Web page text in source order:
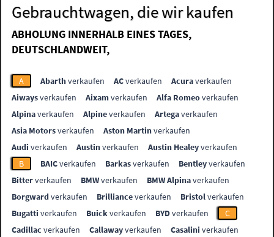
Gebrauchtwagen, die wir kaufen
ABHOLUNG INNERHALB EINES TAGES,
DEUTSCHLANDWEIT,
A Abarthverkaufen ACverkaufen Acuraverkaufen
Aiwaysverkaufen Aixamverkaufen Alfa Romeoverkaufen
Alpinaverkaufen Alpineverkaufen Artegaverkaufen
Asia Motorsverkaufen Aston Martinverkaufen
Audi verkaufen Austinverkaufen Austin Healeyverkaufen
B
BAICverkaufen Barkasverkaufen Bentleyverkaufen
Bitterverkaufen BMWverkaufen BMW Alpinaverkaufen
Borgwardverkaufen Brillianceverkaufen Bristolverkaufen
Bugatti verkaufen Buickverkaufen BYDverkaufen
C
Cadillac verkaufen Callawayverkaufen Casalini verkaufen